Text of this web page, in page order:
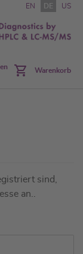
EN DE US
Warenkorb
sind,
an..